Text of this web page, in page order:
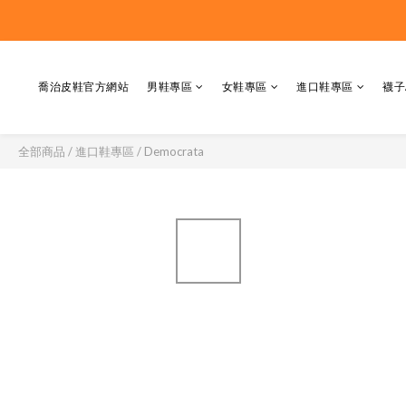
喬治皮鞋官方網站 男鞋專區 女鞋專區 進口鞋專區 襪
全部商品 / 進口鞋專區 / Democrata